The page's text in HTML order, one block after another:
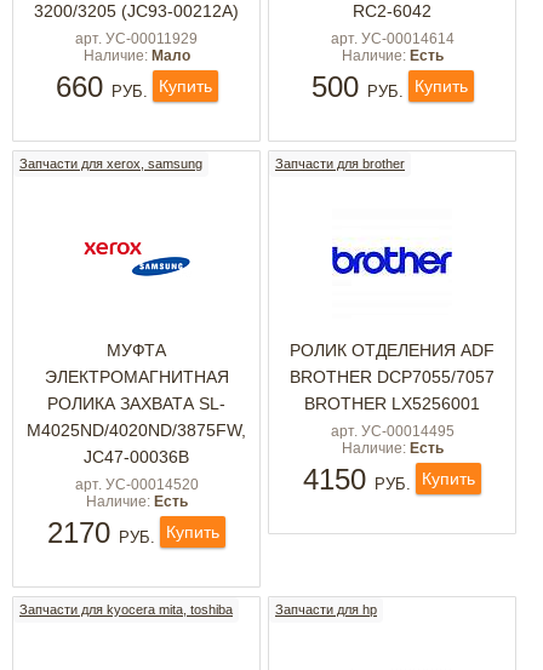
3200/3205 (JC93-00212A)
арт. УС-00011929
Наличие: Мало
660 РУБ. Купить
RC2-6042
арт. УС-00014614
Наличие: Есть
500 РУБ. Купить
Запчасти для xerox, samsung
МУФТА
ЭЛЕКТРОМАГНИТНАЯ
РОЛИКА ЗАХВАТА SL-
M4025ND/4020ND/3875FW,
JC47-00036B
арт. УС-00014520
Наличие: Есть
2170 РУБ. Купить
Запчасти для brother
РОЛИК ОТДЕЛЕНИЯ ADF
BROTHER DCP7055/7057
BROTHER LX5256001
арт. УС-00014495
Наличие: Есть
4150 РУБ. Купить
Запчасти для kyocera mita, toshiba Запчасти для hp